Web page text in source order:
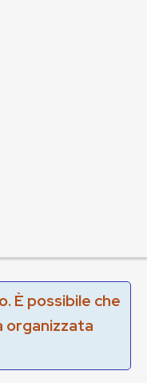
È possibile che
organizzata